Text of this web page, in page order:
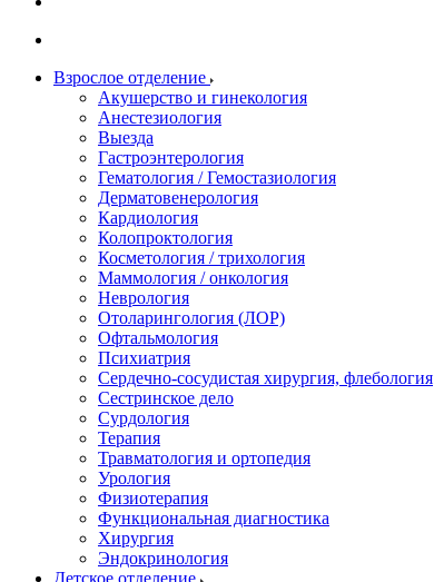
Взрослое отделение
Акушерство и гинекология
Анестезиология
Выезда
Гастроэнтерология
Гематология / Гемостазиология
Дерматовенерология
Кардиология
Колопроктология
Косметология / трихология
Маммология / онкология
Неврология
Отоларингология (ЛОР)
Офтальмология
Психиатрия
Сердечно-сосудистая хирургия, флебология
Сестринское дело
Сурдология
Терапия
Травматология и ортопедия
Урология
Физиотерапия
Функциональная диагностика
Хирургия
Эндокринология
Детское отделение